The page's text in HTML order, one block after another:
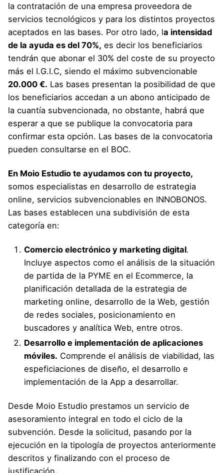
la contratación de una empresa proveedora de
servicios tecnológicos y para los distintos proyectos
aceptados en las bases. Por otro lado, la intensidad
de la ayuda es del 70%, es decir los beneficiarios
tendrán que abonar el 30% del coste de su proyecto
más el I.G.I.C, siendo el máximo subvencionable
20.000 €. Las bases presentan la posibilidad de que
los beneficiarios accedan a un abono anticipado de
la cuantía subvencionada, no obstante, habrá que
esperar a que se publique la convocatoria para
confirmar esta opción. Las bases de la convocatoria
pueden consultarse en el BOC.
En Moio Estudio te ayudamos con tu proyecto,
somos especialistas en desarrollo de estrategia
online, servicios subvencionables en INNOBONOS.
Las bases establecen una subdivisión de esta
categoría en:
Comercio electrónico y marketing digital.
Incluye aspectos como el análisis de la situación
de partida de la PYME en el Ecommerce, la
planificación detallada de la estrategia de
marketing online, desarrollo de la Web, gestión
de redes sociales, posicionamiento en
buscadores y analítica Web, entre otros.
Desarrollo e implementación de aplicaciones
móviles. Comprende el análisis de viabilidad, las
espeficiaciones de diseño, el desarrollo e
implementación de la App a desarrollar.
Desde Moio Estudio prestamos un servicio de
asesoramiento integral en todo el ciclo de la
subvención. Desde la solicitud, pasando por la
ejecución en la tipología de proyectos anteriormente
descritos y finalizando con el proceso de